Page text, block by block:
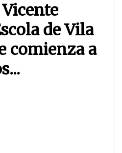
de Vila
comienza a